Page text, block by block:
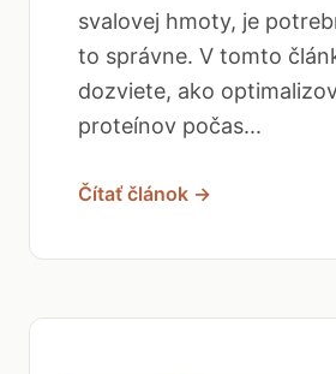
svalovej hmoty, je
to správne. V tomto
dozviete, ako
proteínov počas...
Čítať článok →